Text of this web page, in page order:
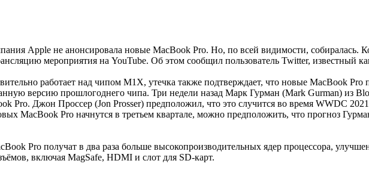
Apple не анонсировала новые MacBook Pro. Но, по всей видимости, собиралась.
мероприятия на YouTube. Об этом сообщил пользователь Twitter, известный
работает над чипом M1X, утечка также подтверждает, что новые MacBook
версию прошлогоднего чипа. Три недели назад Марк Гурман (Mark Gurman) из
Pro. Джон Проссер (Jon Prosser) предположил, что это случится во время WWDC
MacBook Pro начнутся в третьем квартале, можно предположить, что прогноз
Pro получат в два раза больше высокопроизводительных ядер процессора,
включая MagSafe, HDMI и слот для SD-карт.